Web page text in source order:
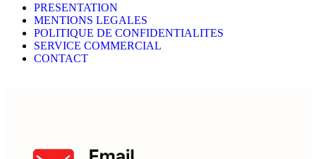
PRESENTATION
MENTIONS LEGALES
POLITIQUE DE CONFIDENTIALITES
SERVICE COMMERCIAL
CONTACT